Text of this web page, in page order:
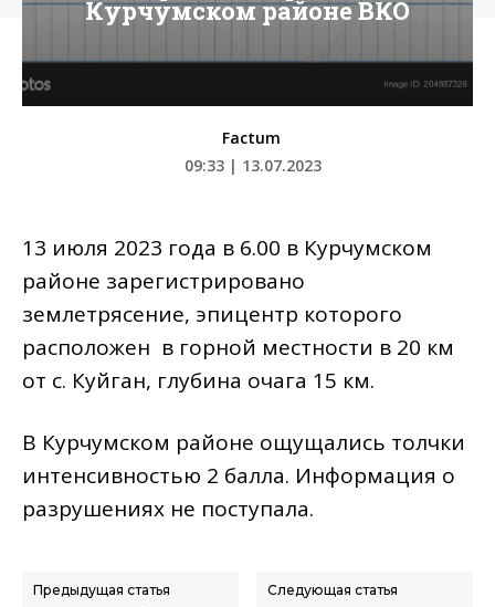
Курчумском районе ВКО
Factum
09:33 | 13.07.2023
13 июля 2023 года в 6.00 в Курчумском
районе зарегистрировано
землетрясение, эпицентр которого​
расположен ​ в горной местности в 20 км
от с. Куйган, глубина очага 15 км.
В Курчумском районе ощущались толчки
интенсивностью 2 балла. Информация о ​
разрушениях не поступала.
Предыдущая статья Следующая статья